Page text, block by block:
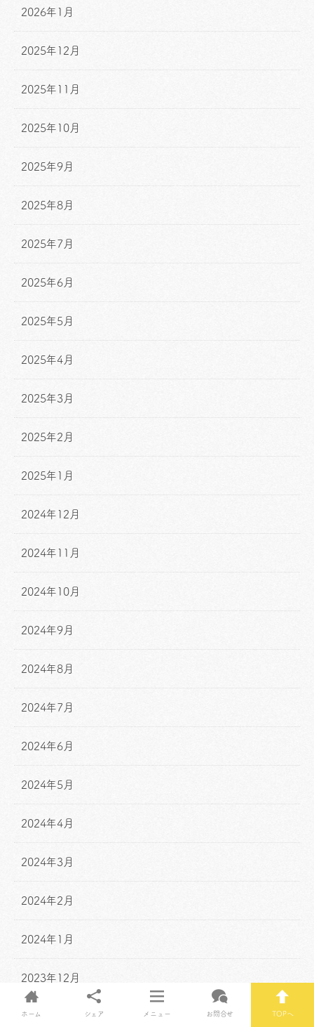
2026年1月
2025年12月
2025年11月
2025年10月
2025年9月
2025年8月
2025年7月
2025年6月
2025年5月
2025年4月
2025年3月
2025年2月
2025年1月
2024年12月
2024年11月
2024年10月
2024年9月
2024年8月
2024年7月
2024年6月
2024年5月
2024年4月
2024年3月
2024年2月
2024年1月
2023年12月
2023年11月
ホーム シェア メニュー お問合せ TOPへ